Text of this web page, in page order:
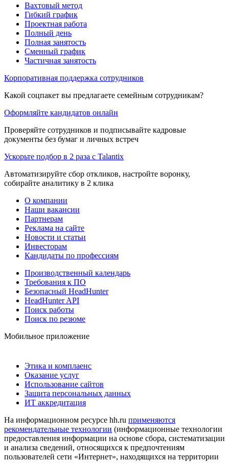
Вахтовый метод
Гибкий график
Проектная работа
Полный день
Полная занятость
Сменный график
Частичная занятость
Корпоративная поддержка сотрудников
Какой соцпакет вы предлагаете семейным сотрудникам?
Оформляйте кандидатов онлайн
Проверяйте сотрудников и подписывайте кадровые
документы без бумаг и личных встреч
Ускорьте подбор в 2 раза с Talantix
Автоматизируйте сбор откликов, настройте воронку,
собирайте аналитику в 2 клика
О компании
Наши вакансии
Партнерам
Реклама на сайте
Новости и статьи
Инвесторам
Кандидаты по профессиям
Производственный календарь
Требования к ПО
Безопасный HeadHunter
HeadHunter API
Поиск работы
Поиск по резюме
Мобильное приложение
Этика и комплаенс
Оказание услуг
Использование сайтов
Защита персональных данных
ИТ аккредитация
На информационном ресурсе hh.ru применяются
рекомендательные технологии (информационные технологии
предоставления информации на основе сбора, систематизации
и анализа сведений, относящихся к предпочтениям
пользователей сети «Интернет», находящихся на территории